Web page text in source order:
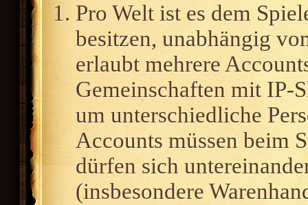
Pro Welt ist es dem
besitzen, unabhängig
erlaubt mehrere
Gemeinschaften mit IP-
um unterschiedliche
Accounts müssen beim
dürfen sich
(insbesondere